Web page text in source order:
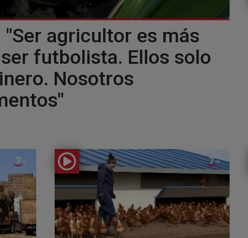
"Ser agricultor es más
futbolista. Ellos solo
Nosotros